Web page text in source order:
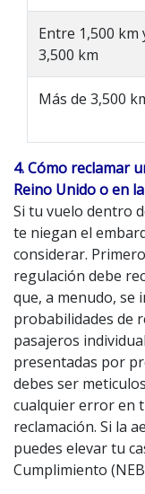
Entre 1,500 km
3,500 km
Más de 3,500
4. Cómo reclamar
Reino Unido o en
Si tu vuelo dentro
te niegan el
considerar.
regulación debe
que, a menudo, se
probabilidades de
pasajeros
presentadas por
debes ser
cualquier error en
reclamación. Si la
puedes elevar tu
Cumplimiento